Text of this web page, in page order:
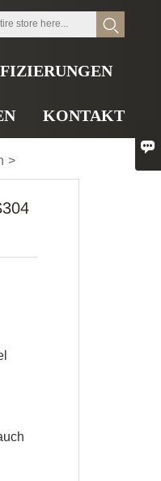
KONTAKT
>
